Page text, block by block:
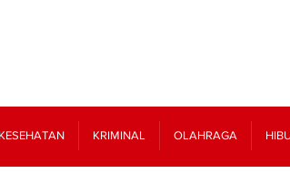
KESEHATAN KRIMINAL OLAHRAGA